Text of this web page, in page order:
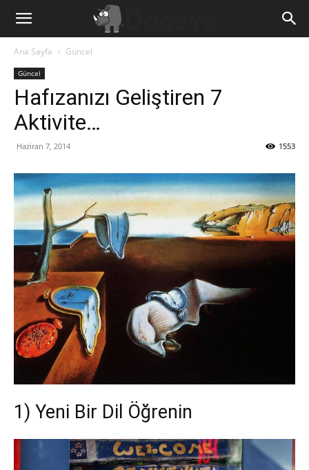
Ana Sayfa Güncel
Güncel
Hafızanızı Geliştiren 7
Aktivite…
Haziran 7, 2014 1553
1) Yeni Bir Dil Öğrenin